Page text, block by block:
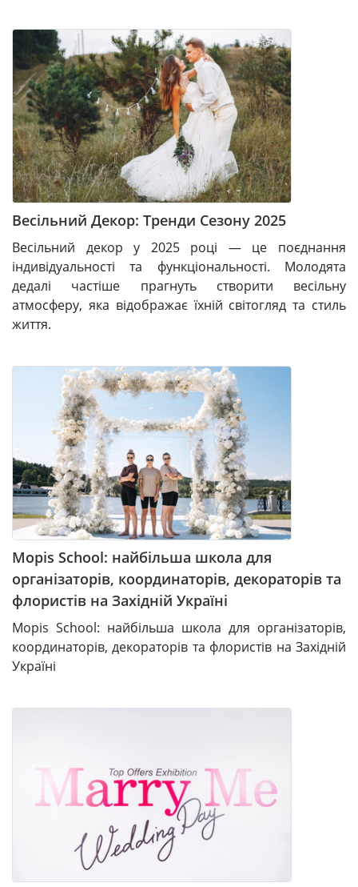
Весільний Декор: Тренди Сезону 2025
Весільний декор у 2025 році — це поєднання
індивідуальності та функціональності. Молодята
дедалі частіше прагнуть створити весільну
атмосферу, яка відображає їхній світогляд та стиль
життя.
Mopis School: найбільша школа для
організаторів, координаторів, декораторів та
флористів на Західній Україні
Mopis School: найбільша школа для організаторів,
координаторів, декораторів та флористів на Західній
Україні